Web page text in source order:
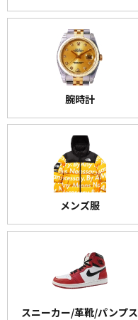
腕時計
メンズ服
スニーカー/革靴/パンプス